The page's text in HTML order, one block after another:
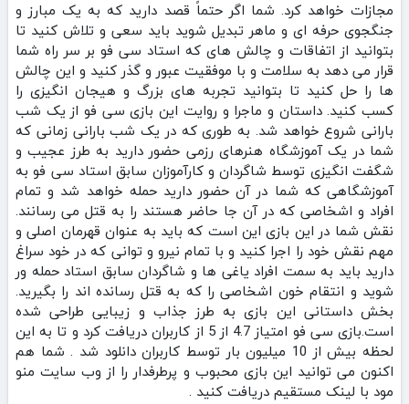
مجازات خواهد کرد. شما اگر حتماً قصد دارید که به یک مبارز و
جنگجوی حرفه ای و ماهر تبدیل شوید باید سعی و تلاش کنید تا
بتوانید از اتفاقات و چالش های که استاد سی فو بر سر راه شما
قرار می دهد به سلامت و با موفقیت عبور و گذر کنید و این چالش
ها را حل کنید تا بتوانید تجربه های بزرگ و هیجان انگیزی را
کسب کنید. داستان و ماجرا و روایت این بازی سی فو از یک شب
بارانی شروع خواهد شد. به طوری که در یک شب بارانی زمانی که
شما در یک آموزشگاه هنرهای رزمی حضور دارید به طرز عجیب و
شگفت انگیزی توسط شاگردان و کارآموزان سابق استاد سی فو به
آموزشگاهی که شما در آن حضور دارید حمله خواهد شد و تمام
افراد و اشخاصی که در آن جا حاضر هستند را به قتل می رسانند.
نقش شما در این بازی این است که باید به عنوان قهرمان اصلی و
مهم نقش خود را اجرا کنید و با تمام نیرو و توانی که در خود سراغ
دارید باید به سمت افراد یاغی ها و شاگردان سابق استاد حمله ور
شوید و انتقام خون اشخاصی را که به قتل رسانده اند را بگیرید.
بخش داستانی این بازی به طرز جذاب و زیبایی طراحی شده
است.بازی سی فو امتیاز 4.7 از 5 از کاربران دریافت کرد و تا به این
لحظه بیش از 10 میلیون بار توسط کاربران دانلود شد . شما هم
اکنون می توانید این بازی محبوب و پرطرفدار را از وب سایت منو
مود با لینک مستقیم دریافت کنید .